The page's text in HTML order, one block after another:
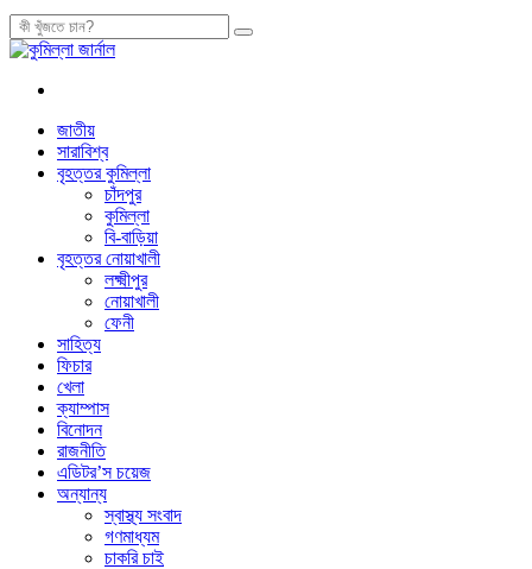
জাতীয়
সারাবিশ্ব
বৃহত্তর কুমিল্লা
চাঁদপুর
কুমিল্লা
বি-বাড়িয়া
বৃহত্তর নোয়াখালী
লক্ষ্মীপুর
নোয়াখালী
ফেনী
সাহিত্য
ফিচার
খেলা
ক্যাম্পাস
বিনোদন
রাজনীতি
এডিটর’স চয়েজ
অন্যান্য
স্বাস্থ্য সংবাদ
গণমাধ্যম
চাকরি চাই